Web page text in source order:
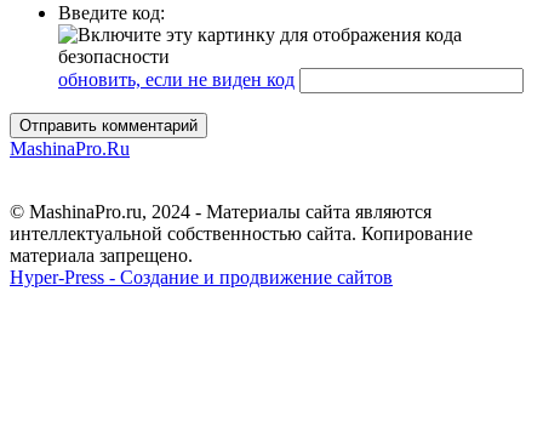
Введите код:
обновить, если не виден код
Отправить комментарий
MashinaPro.Ru
© MashinaPro.ru, 2024 - Материалы сайта являются
интеллектуальной собственностью сайта. Копирование
материала запрещено.
Hyper-Press - Создание и продвижение сайтов